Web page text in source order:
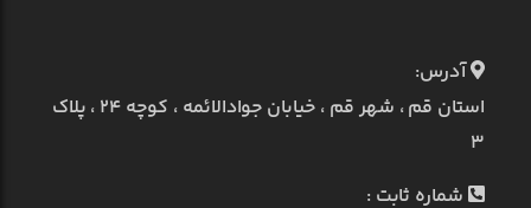
آدرس:
استان قم ، شهر قم ، خیابان جوادالائمه ، کوچه ۲۴ ، پلاک
۳
شماره ثابت :